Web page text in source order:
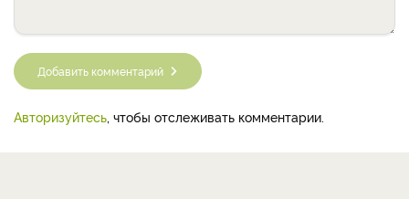
Добавить комментарий
Авторизуйтесь , чтобы отслеживать комментарии.